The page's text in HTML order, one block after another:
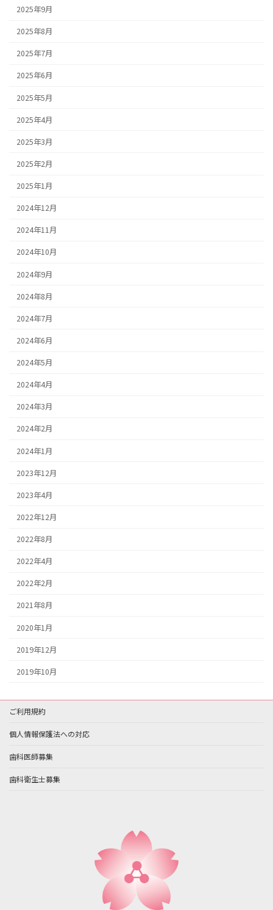
2025年9月
2025年8月
2025年7月
2025年6月
2025年5月
2025年4月
2025年3月
2025年2月
2025年1月
2024年12月
2024年11月
2024年10月
2024年9月
2024年8月
2024年7月
2024年6月
2024年5月
2024年4月
2024年3月
2024年2月
2024年1月
2023年12月
2023年4月
2022年12月
2022年8月
2022年4月
2022年2月
2021年8月
2020年1月
2019年12月
2019年10月
ご利用規約
個人情報保護法への対応
歯科医師募集
歯科衛生士募集